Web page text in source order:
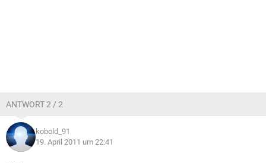
ANTWORT 2 / 2
kobold_91
19. April 2011 um 22:41